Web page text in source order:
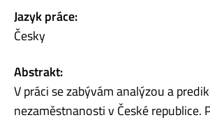
Jazyk práce:
Česky
Abstrakt:
V práci se zabývám analýzou a
nezaměstnanosti v České republice.